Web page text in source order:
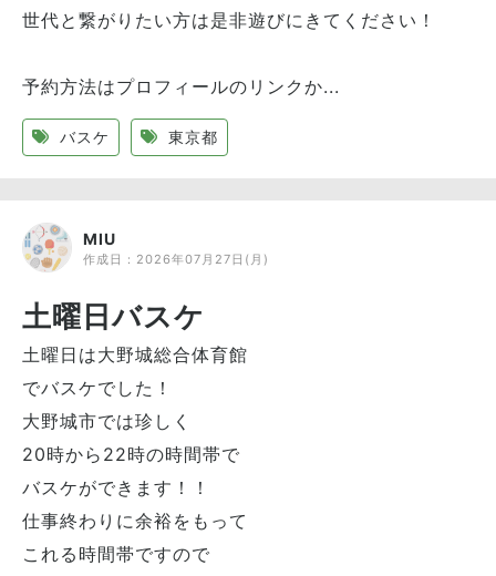
世代と繋がりたい方は是非遊びにきてください！
予約方法はプロフィールのリンクか...
バスケ 東京都
MIU
作成日： 2026年07月27日(月)
土曜日バスケ
土曜日は大野城総合体育館
でバスケでした！
大野城市では珍しく
20時から22時の時間帯で
バスケができます！！
仕事終わりに余裕をもって
これる時間帯ですので